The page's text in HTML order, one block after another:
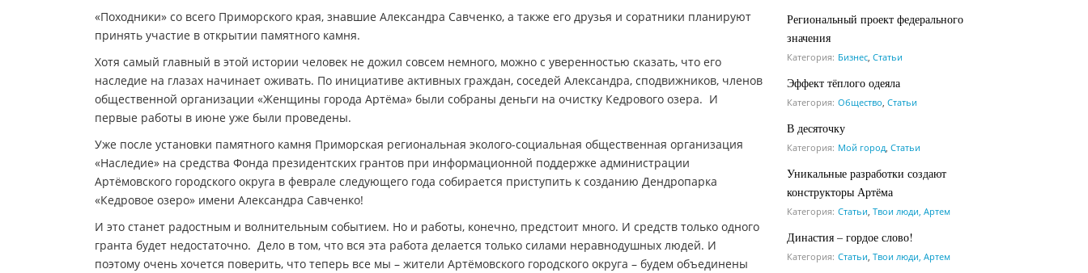
«Походники» со всего Приморского края, знавшие Александра Савченко, а также его друзья и соратники планируют
принять участие в открытии памятного камня.
Хотя самый главный в этой истории человек не дожил совсем немного, можно с уверенностью сказать, что его
наследие на глазах начинает оживать. По инициативе активных граждан, соседей Александра, сподвижников, членов
общественной организации «Женщины города Артёма» были собраны деньги на очистку Кедрового озера. И
первые работы в июне уже были проведены.
Уже после установки памятного камня Приморская региональная эколого-социальная общественная организация
«Наследие» на средства Фонда президентских грантов при информационной поддержке администрации
Артёмовского городского округа в феврале следующего года собирается приступить к созданию Дендропарка
«Кедровое озеро» имени Александра Савченко!
И это станет радостным и волнительным событием. Но и работы, конечно, предстоит много. И средств только одного
гранта будет недостаточно. Дело в том, что вся эта работа делается только силами неравнодушных людей. И
поэтому очень хочется поверить, что теперь все мы – жители Артёмовского городского округа – будем объединены
Региональный проект федерального
значения
Категория: Бизнес Статьи
Эффект тёплого одеяла
Категория: Общество Статьи
В десяточку
Категория: Мой город Статьи
Уникальные разработки создают
конструкторы Артёма
Категория: Статьи Твои люди, Артем
Династия – гордое слово!
Категория: Статьи Твои люди, Артем